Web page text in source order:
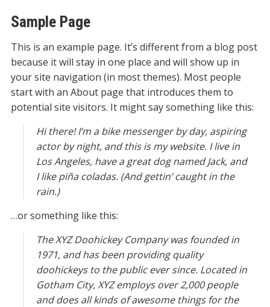
Sample Page
This is an example page. It’s different from a blog post
because it will stay in one place and will show up in
your site navigation (in most themes). Most people
start with an About page that introduces them to
potential site visitors. It might say something like this:
Hi there! I’m a bike messenger by day, aspiring
actor by night, and this is my website. I live in
Los Angeles, have a great dog named Jack, and
I like piña coladas. (And gettin’ caught in the
rain.)
…or something like this:
The XYZ Doohickey Company was founded in
1971, and has been providing quality
doohickeys to the public ever since. Located in
Gotham City, XYZ employs over 2,000 people
and does all kinds of awesome things for the